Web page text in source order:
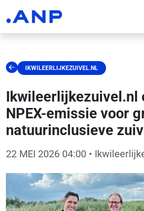
IKWILEERLIJKEZUIVEL.NL
Ikwileerlijkezuivel.nl
NPEX-emissie voor
natuurinclusieve
22 MEI 2026 04:00 •